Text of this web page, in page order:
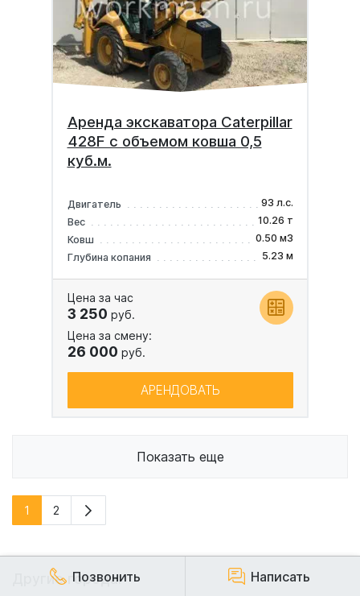
Аренда экскаватора Caterpillar
428F с объемом ковша 0,5
куб.м.
Двигатель
93 л.с.
Вес
10.26 т
Ковш
0.50 м3
Глубина копания
5.23 м
Цена за час
3 250 руб.
Цена за смену:
26 000 руб.
АРЕНДОВАТЬ
Показать еще
1 2
Другие города:
Позвонить Написать